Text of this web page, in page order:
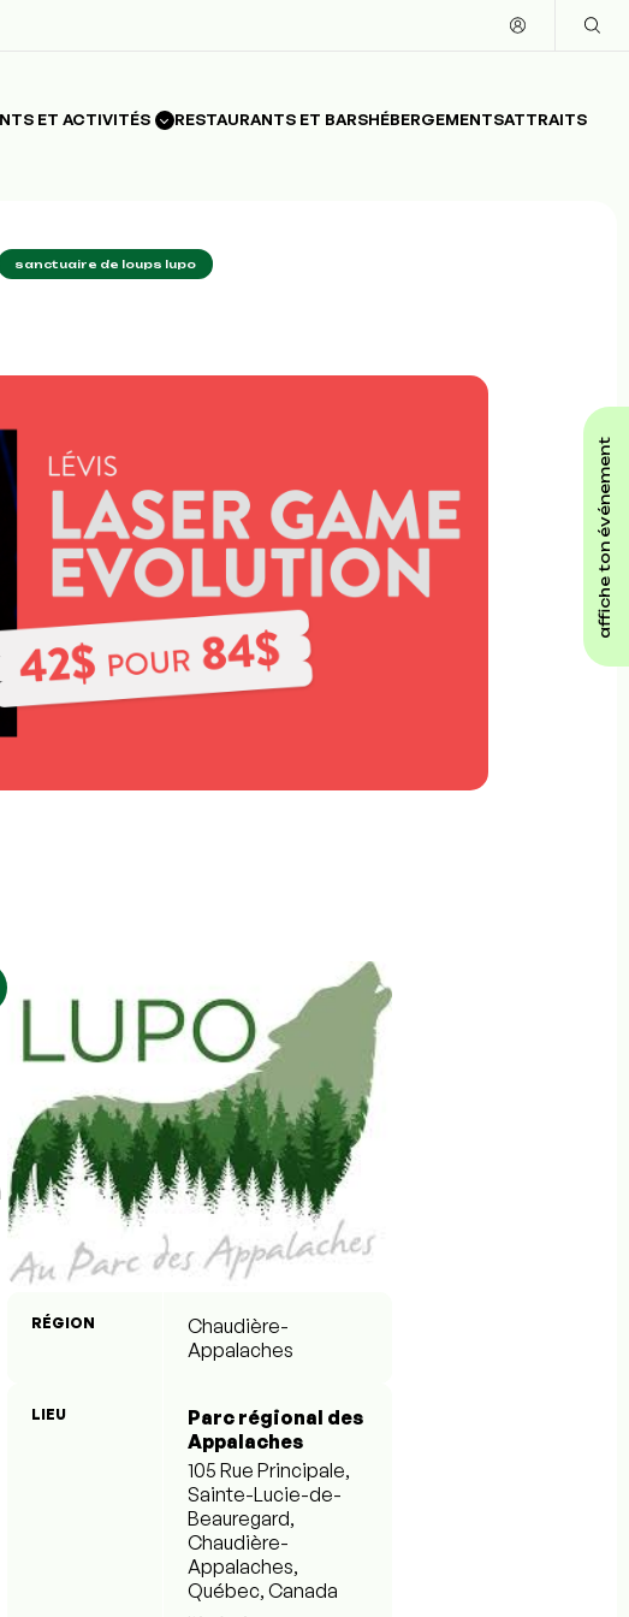
ET ACTIVITÉS RESTAURANTS ET BARSHÉBERGEMENTSATTRAITS
affiche ton événement
sanctuaire de loups lupo
RÉGION
Chaudière-
Appalaches
LIEU
Parc régional des
Appalaches
105 Rue Principale,
Sainte-Lucie-de-
Beauregard,
Chaudière-
Appalaches,
Québec, Canada